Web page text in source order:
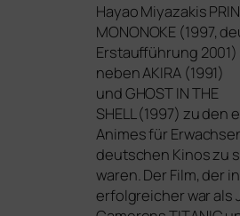
Hayao Miyazakis
MONONOKE (1997,
Erstaufführung
nebenAKIRA(1991)
undGHOSTINTHE
SHELL(1997) zu den
Animes für
deut­schen Kinos zu
waren. Der Film, der
erfolg­rei­cher war als